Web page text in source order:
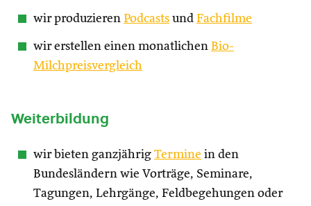
wir produzieren Podcasts und Fachfilme
wir erstellen einen monatlichen Bio-
Milchpreisvergleich
Weiterbildung
wir bieten ganzjährig Termine in den
Bundesländern wie Vorträge, Seminare,
Tagungen, Lehrgänge, Feldbegehungen oder